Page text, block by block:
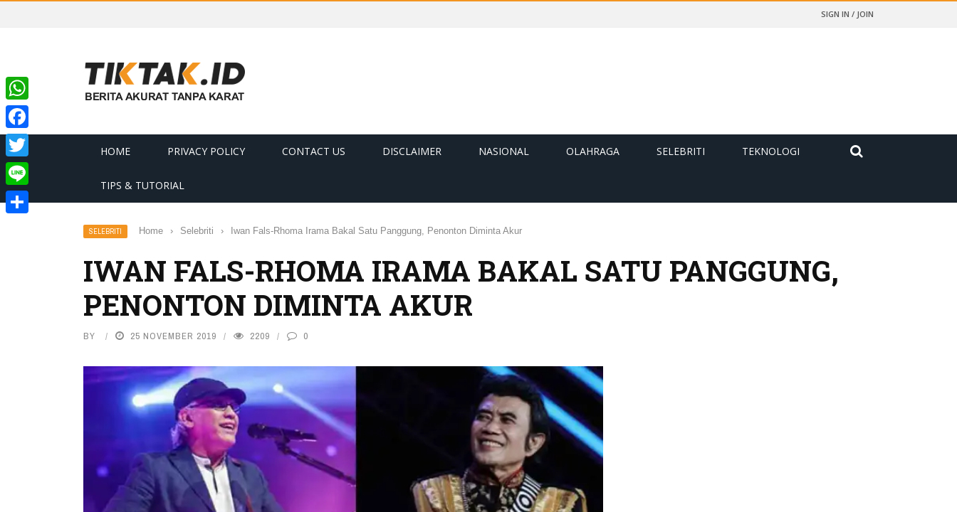
SIGN IN / JOIN
HOME PRIVACY POLICY CONTACT US DISCLAIMER NASIONAL OLAHRAGA SELEBRITI TEKNOLOGI
TIPS & TUTORIAL
SELEBRITI Home › Selebriti › Iwan Fals-Rhoma Irama Bakal Satu Panggung, Penonton Diminta Akur
IWAN FALS-RHOMA IRAMA BAKAL SATU PANGGUNG,
PENONTON DIMINTA AKUR
BY 25 NOVEMBER 2019 2209 0
WhatsApp
Facebook
Twitter
Line